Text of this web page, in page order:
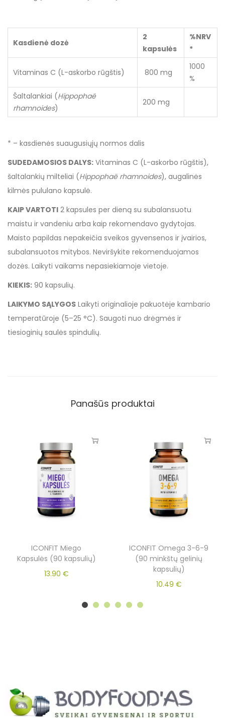
Kasdienė dozė
2
kapsulės
%NRV
*
Vitaminas C (L-askorbo rūgštis) 800 mg
1000
%
Šaltalankiai (Hippophaë
rhamnoides)
200 mg
* – kasdienės suaugusiųjų normos dalis
SUDEDAMOSIOS DALYS: Vitaminas C (L-askorbo rūgštis),
šaltalankių milteliai (Hippophaë rhamnoides), augalinės
kilmės pululano kapsulė.
KAIP VARTOTI 2 kapsules per dieną su subalansuotu
maistu ir vandeniu arba kaip rekomendavo gydytojas.
Maisto papildas nepakeičia sveikos gyvensenos ir įvairios,
subalansuotos mitybos. Neviršykite rekomenduojamos
dozės. Laikyti vaikams nepasiekiamoje vietoje.
KIEKIS: 90 kapsulių.
LAIKYMO SĄLYGOS Laikyti originalioje pakuotėje kambario
temperatūroje (5–25 °C). Saugoti nuo drėgmės ir
tiesioginių saulės spindulių.
Panašūs produktai
ICONFIT Miego
Kapsulės (90 kapsulių)
13.90 €
ICONFIT Omega 3-6-9
(90 minkštų gelinių
kapsulių)
10.49 €